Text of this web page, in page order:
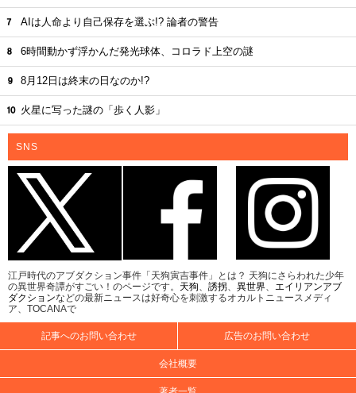
AIは人命より自己保存を選ぶ!? 論者の警告
6時間動かず浮かんだ発光球体、コロラド上空の謎
8月12日は終末の日なのか!?
火星に写った謎の「歩く人影」
SNS
江戸時代のアブダクション事件「天狗寅吉事件」とは？ 天狗にさらわれた少年
の異世界奇譚がすごい！のページです。 天狗 誘拐 異世界
エイリアンアブ
ダクションなどの最新ニュースは好奇心を刺激するオカルトニュースメディ
ア、TOCANAで
記事へのお問い合わせ 広告のお問い合わせ
会社概要